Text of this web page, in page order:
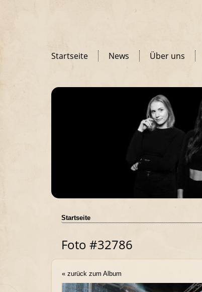
Startseite News Über uns
Startseite
Foto #32786
« zurück zum Album